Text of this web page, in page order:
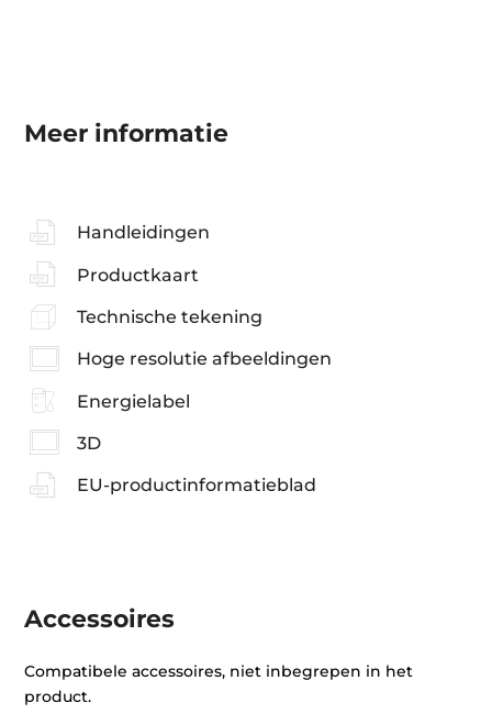
Meer informatie
Handleidingen
Productkaart
Technische tekening
Hoge resolutie afbeeldingen
Energielabel
3D
EU-productinformatieblad
Accessoires
Compatibele accessoires, niet inbegrepen in het
product.